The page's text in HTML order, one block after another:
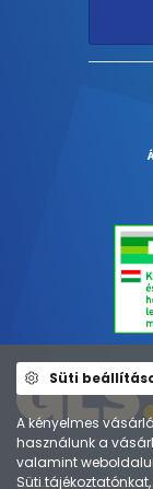
Süti
A kényelmes
használunk a
valamint
Süti